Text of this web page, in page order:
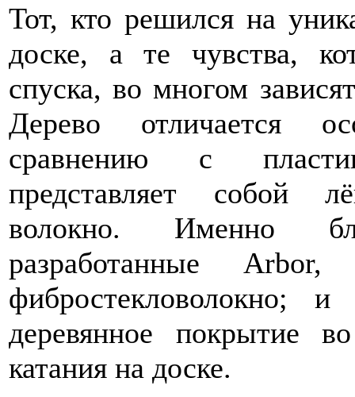
Тот, кто решился на
доске, а те чувства,
спуска, во многом
Дерево отличается
сравнению с
представляет собой
волокно. Именно
разработанные
фибростекловолокно;
деревянное покрытие
катания на доске.